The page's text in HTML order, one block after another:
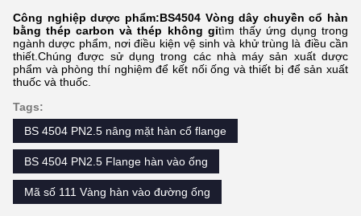
Công nghiệp dược phẩm:BS4504 Vòng dây chuyền cổ hàn
bằng thép carbon và thép không gỉtìm thấy ứng dụng trong
ngành dược phẩm, nơi điều kiện vệ sinh và khử trùng là điều cần
thiết.Chúng được sử dụng trong các nhà máy sản xuất dược
phẩm và phòng thí nghiệm để kết nối ống và thiết bị để sản xuất
thuốc và thuốc.
Tags:
BS 4504 PN2.5 nâng mặt hàn cổ flange
BS 4504 PN2.5 Flange hàn vào ống
Mã số 111 Vàng hàn vào đường ống